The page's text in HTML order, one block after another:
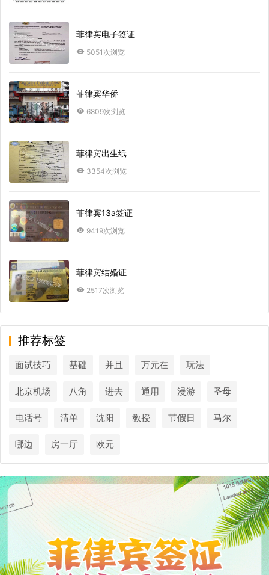
菲律宾电子签证
5051次浏览
菲律宾华侨
6809次浏览
菲律宾出生纸
3354次浏览
菲律宾13a签证
9419次浏览
菲律宾结婚证
2517次浏览
推荐标签
面试技巧 基础 并且 万元在 玩法
北京机场 八角 进去 通用 漫游 圣母
电话号 清单 沈阳 教授 节假日 马尔
哪边 房一厅 欧元